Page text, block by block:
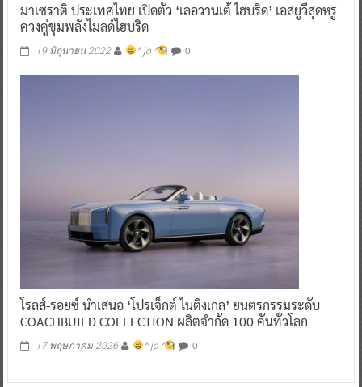
มาเซราติ ประเทศไทย เปิดตัว ‘เลอวานเต้ ไฮบริด’ เอสยูวีสุดหรู
ควงคู่ขุมพลังไมลด์ไฮบริด
19 มิถุนายน 2022 ^ jo ^ 0
โรลส์-รอยซ์ นำเสนอ ‘โปรเจ็กต์ ไนติงเกล’ ยนตรกรรมระดับ
COACHBUILD COLLECTION ผลิตจำกัด 100 คันทั่วโลก
17 พฤษภาคม 2026 ^ jo ^ 0